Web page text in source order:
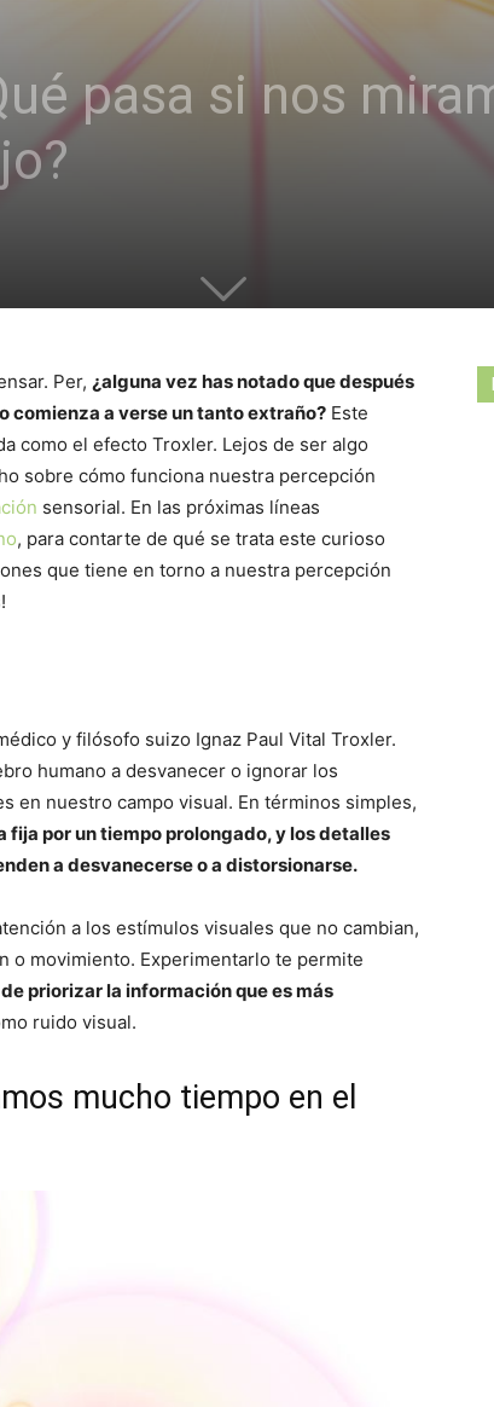
pasa si nos
Per, ¿alguna vez has notado que después
a verse un tanto extraño? Este
como el efecto Troxler. Lejos de ser algo
sobre cómo funciona nuestra percepción
sensorial. En las próximas líneas
, para contarte de qué se trata este curioso
que tiene en torno a nuestra percepción
y filósofo suizo Ignaz Paul Vital Troxler.
humano a desvanecer o ignorar los
en nuestro campo visual. En términos simples,
fija por un tiempo prolongado, y los detalles
a desvanecerse o a distorsionarse.
a los estímulos visuales que no cambian,
o movimiento. Experimentarlo te permite
priorizar la información que es más
ruido visual.
mucho tiempo en el